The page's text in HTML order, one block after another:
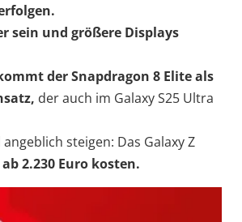
sein und größere Displays
der Snapdragon 8 Elite als
der auch im Galaxy S25 Ultra
steigen: Das Galaxy Z
ab 2.230 Euro kosten.